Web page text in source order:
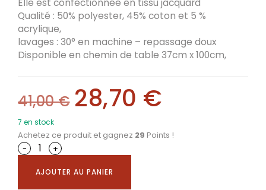
Elle est confectionnée en tissu jacquard
Qualité : 50% polyester, 45% coton et 5 %
acrylique,
lavages : 30° en machine – repassage doux
Disponible en chemin de table 37cm x 100cm,
41,00€ 28,70 €
7 en stock
Achetez ce produit et gagnez 29 Points !
-
+
AJOUTER AU PANIER